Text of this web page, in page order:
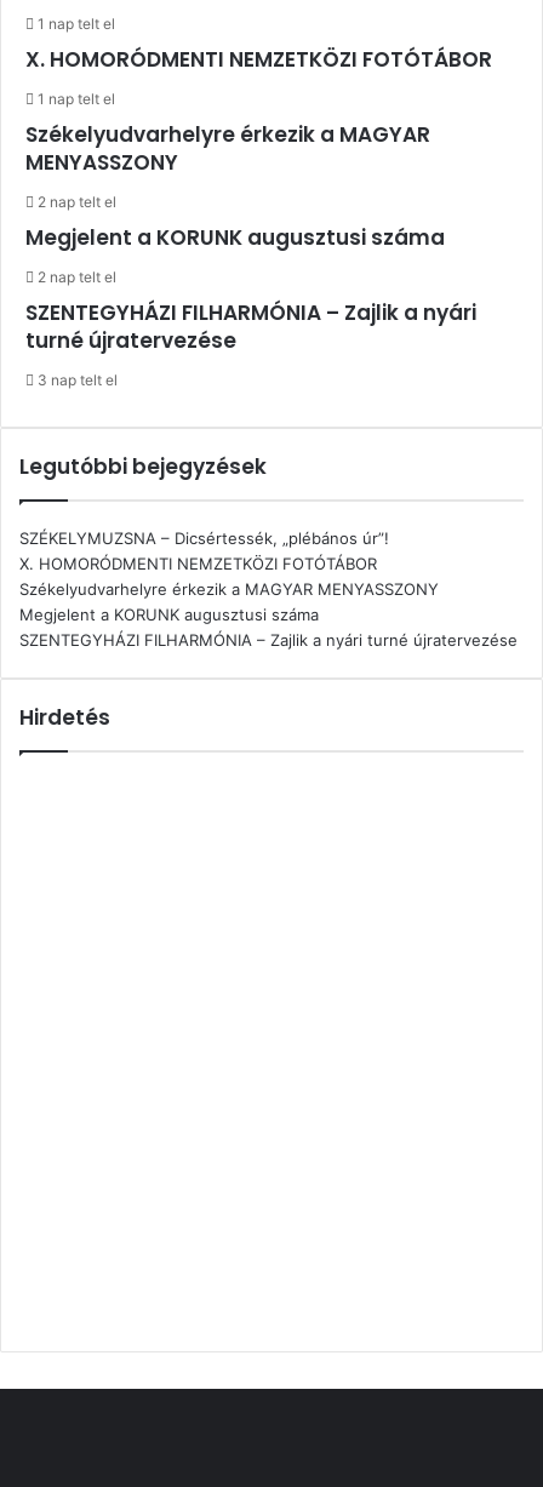
1 nap telt el
X. HOMORÓDMENTI NEMZETKÖZI FOTÓTÁBOR
1 nap telt el
Székelyudvarhelyre érkezik a MAGYAR
MENYASSZONY
2 nap telt el
Megjelent a KORUNK augusztusi száma
2 nap telt el
SZENTEGYHÁZI FILHARMÓNIA – Zajlik a nyári
turné újratervezése
3 nap telt el
Legutóbbi bejegyzések
SZÉKELYMUZSNA – Dicsértessék, „plébános úr”!
X. HOMORÓDMENTI NEMZETKÖZI FOTÓTÁBOR
Székelyudvarhelyre érkezik a MAGYAR MENYASSZONY
Megjelent a KORUNK augusztusi száma
SZENTEGYHÁZI FILHARMÓNIA – Zajlik a nyári turné újratervezése
Hirdetés